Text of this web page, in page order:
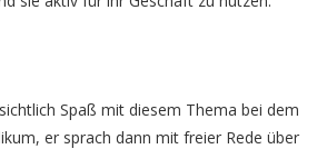
Spaß mit diesem Thema bei dem
er sprach dann mit freier Rede über